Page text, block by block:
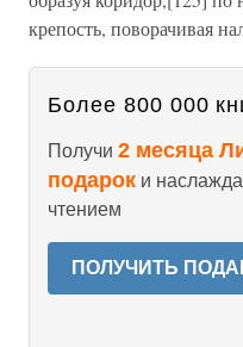
крепость, поворачивая
Более 800 000
Получи 2 месяца
подарок и
чтением
ПОЛУЧИТЬ